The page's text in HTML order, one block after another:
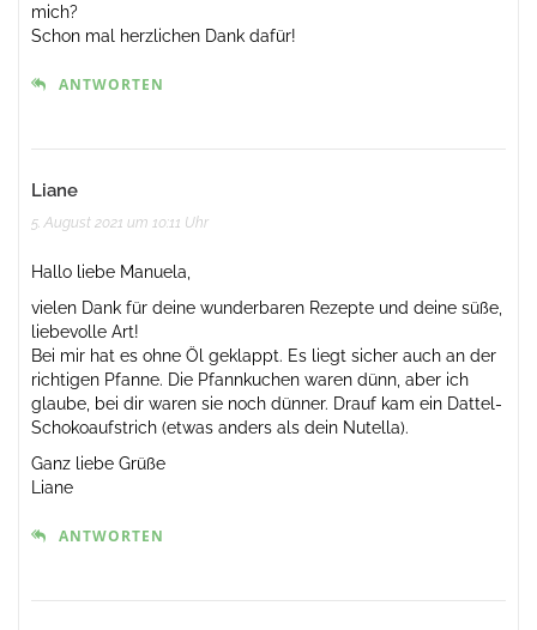
mich?
Schon mal herzlichen Dank dafür!
ANTWORTEN
Liane
5. August 2021 um 10:11 Uhr
Hallo liebe Manuela,
vielen Dank für deine wunderbaren Rezepte und deine süße,
liebevolle Art!
Bei mir hat es ohne Öl geklappt. Es liegt sicher auch an der
richtigen Pfanne. Die Pfannkuchen waren dünn, aber ich
glaube, bei dir waren sie noch dünner. Drauf kam ein Dattel-
Schokoaufstrich (etwas anders als dein Nutella).
Ganz liebe Grüße
Liane
ANTWORTEN